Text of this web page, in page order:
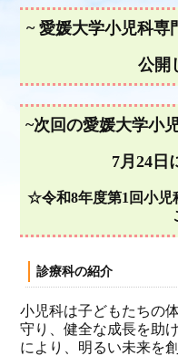
~ 愛媛大学小児科専
公開
~次回の愛媛大学小
7月24日
☆令和8年度第1回小児
診療科の紹介
小児科は子どもたちの
守り、健全な成長を助
により、明るい未来を